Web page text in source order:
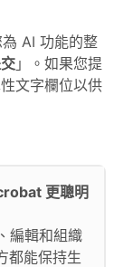
AI 功能的整
」。如果您提
文字欄位以供
更聰明
編輯和組織
都能保持生